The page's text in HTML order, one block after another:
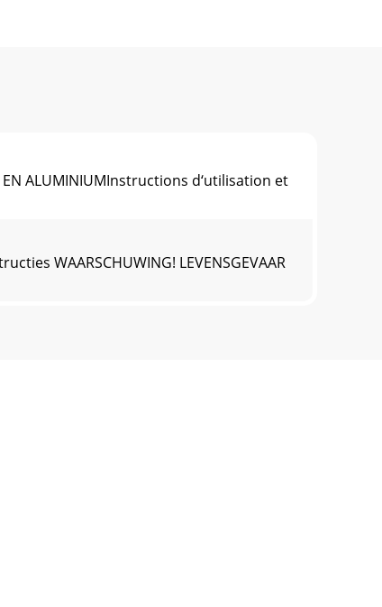
EN ALUMINIUMInstructions d‘utilisation et
WAARSCHUWING! LEVENSGEVAAR